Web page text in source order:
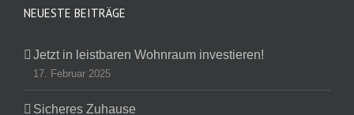
NEUESTE BEITRÄGE
Jetzt in leistbaren Wohnraum investieren!
17. Februar 2025
Sicheres Zuhause